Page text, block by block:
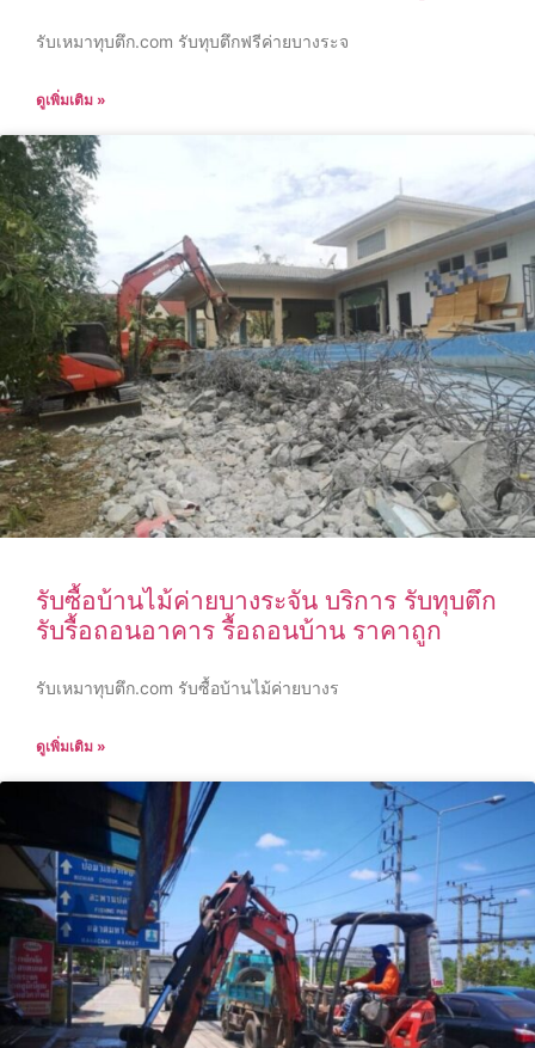
รับเหมาทุบตึก.com รับทุบตึกฟรีค่ายบางระจ
ดูเพิ่มเติม »
รับซื้อบ้านไม้ค่ายบางระจัน บริการ รับทุบตึก
รับรื้อถอนอาคาร รื้อถอนบ้าน ราคาถูก
รับเหมาทุบตึก.com รับซื้อบ้านไม้ค่ายบางร
ดูเพิ่มเติม »